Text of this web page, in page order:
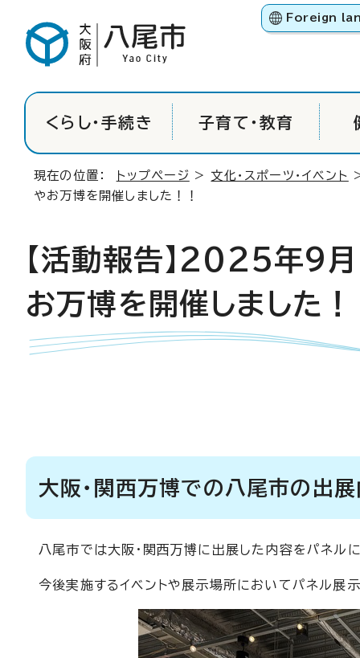
Foreign
くらし・手続き 子育て・教育
現在の位置： トップページ > 文化・スポーツ・イベント
やお万博を開催しました！！
【活動報告】2025年9
お万博を開催しました
大阪・関西万博での八尾市の出
八尾市では大阪・関西万博に出展した内容をパネル
今後実施するイベントや展示場所においてパネル展